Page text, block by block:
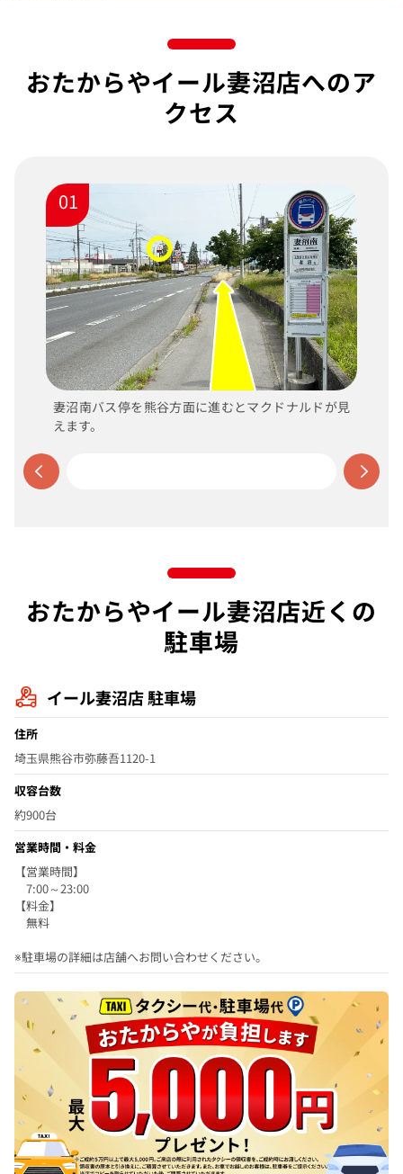
おたからやイール妻沼店へのア
クセス
01
妻沼南バス停を熊谷方面に進むとマクドナルドが見
えます。
おたからやイール妻沼店近くの
駐車場
イール妻沼店 駐車場
住所
埼玉県熊谷市弥藤吾1120-1
収容台数
約900台
営業時間・料金
【営業時間】
7:00～23:00
【料金】
無料
※駐車場の詳細は店舗へお問い合わせください。